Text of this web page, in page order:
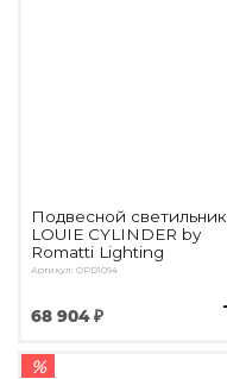
Подвесной светильник
LOUIE CYLINDER by
Romatti Lighting
Артикул: OPD1094
68 904 ₽
%